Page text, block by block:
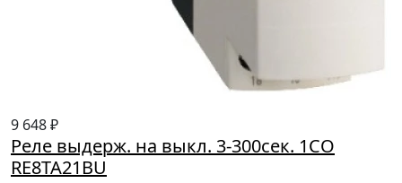
9 648 ₽
Реле выдерж. на выкл. 3-300сек. 1СО
RE8TA21BU